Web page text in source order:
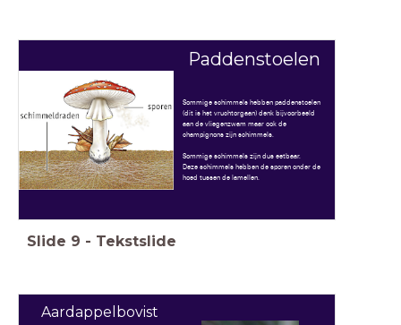
Paddenstoelen
Sommige schimmels hebben paddenstoelen
(dit is het vruchtorgaan) denk bijvoorbeeld
aan de vliegenzwam maar ook de
champignons zijn schimmels.
Sommige schimmels zijn dus eetbaar.
Deze schimmels hebben de sporen onder de
hoed tussen de lamellen.
Slide 9 - Tekstslide
Aardappelbovist